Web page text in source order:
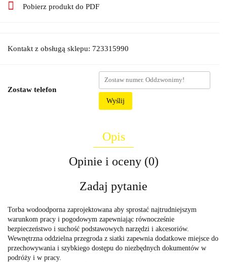
Pobierz produkt do PDF
Kontakt z obsługą sklepu: 723315990
Zostaw telefon
Wyślij
Opis
Opinie i oceny (0)
Zadaj pytanie
Torba wodoodporna zaprojektowana aby sprostać najtrudniejszym
warunkom pracy i pogodowym zapewniając równocześnie
bezpieczeństwo i suchość podstawowych narzędzi i akcesoriów.
Wewnętrzna oddzielna przegroda z siatki zapewnia dodatkowe miejsce do
przechowywania i szybkiego dostępu do niezbędnych dokumentów w
podróży i w pracy.